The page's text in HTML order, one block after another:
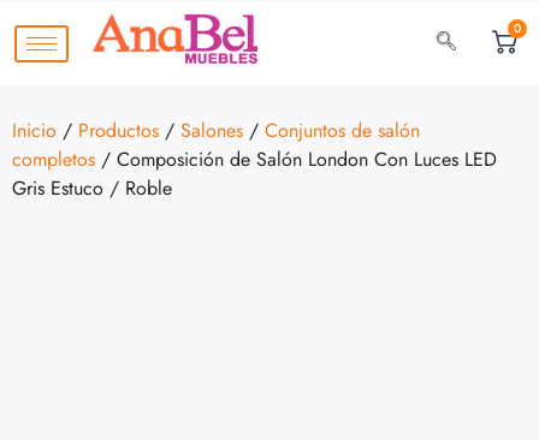
0
Inicio / Productos / Salones / Conjuntos de salón
completos / Composición de Salón London Con Luces LED
Gris Estuco / Roble